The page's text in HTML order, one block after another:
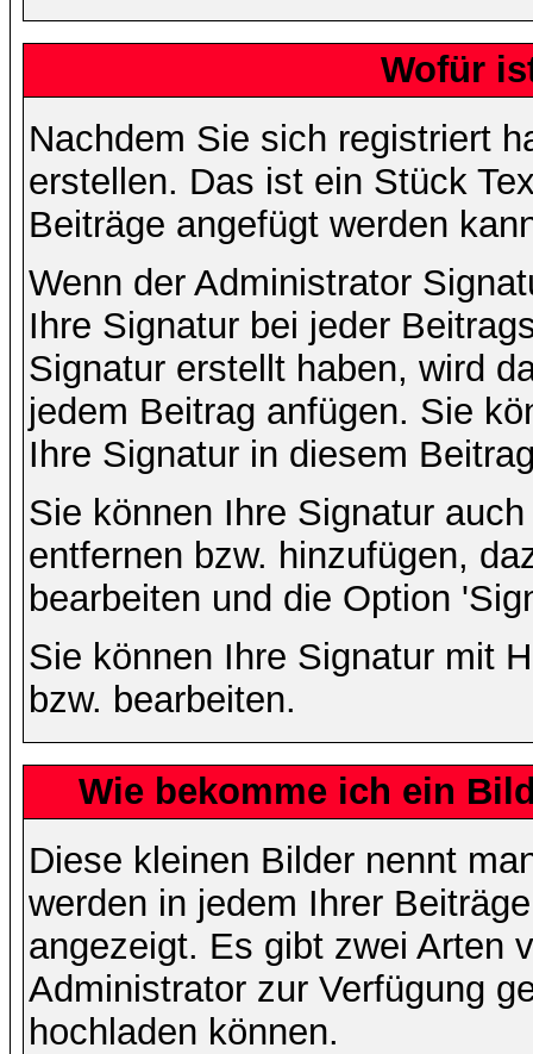
Wofür
Nachdem Sie sich registriert
erstellen. Das ist ein Stück
Beiträge angefügt werden
Wenn der Administrator
Ihre Signatur bei jeder
Signatur erstellt haben, wird
jedem Beitrag anfügen. Sie
Ihre Signatur in diesem
Sie können Ihre Signatur
entfernen bzw. hinzufügen,
bearbeiten und die Option
Sie können Ihre Signatur mit
bzw. bearbeiten.
Wie bekomme ich ein
Diese kleinen Bilder nennt
werden in jedem Ihrer
angezeigt. Es gibt zwei Arten
Administrator zur Verfügung
hochladen können.